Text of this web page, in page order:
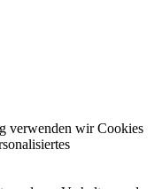
verwenden wir Cookies